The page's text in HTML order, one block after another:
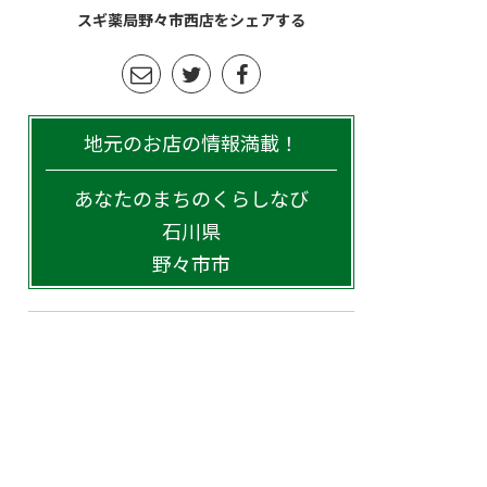
スギ薬局野々市西店をシェアする
地元のお店の情報満載！
あなたのまちのくらしなび
石川県
野々市市